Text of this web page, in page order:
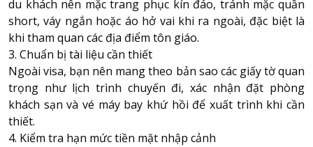
du khách nên mặc trang phục kín đáo, tránh mặc quần
short, váy ngắn hoặc áo hở vai khi ra ngoài, đặc biệt là
khi tham quan các địa điểm tôn giáo.
3. Chuẩn bị tài liệu cần thiết
Ngoài visa, bạn nên mang theo bản sao các giấy tờ quan
trọng như lịch trình chuyến đi, xác nhận đặt phòng
khách sạn và vé máy bay khứ hồi để xuất trình khi cần
thiết.
4. Kiểm tra hạn mức tiền mặt nhập cảnh